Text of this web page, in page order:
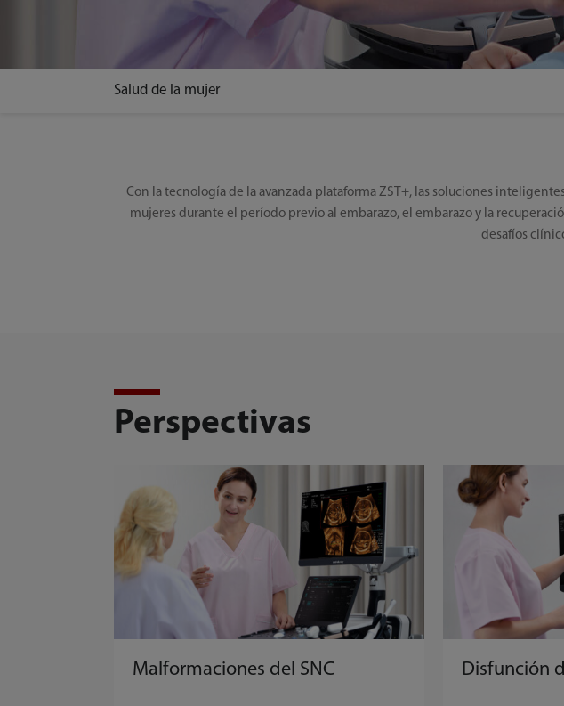
Salud de la mujer
Con la tecnología de la avanzada plataforma ZST+, las soluciones
mujeres durante el período previo al embarazo, el embarazo y la
desafíos
Perspectivas
Malformaciones del SNC Disfunción